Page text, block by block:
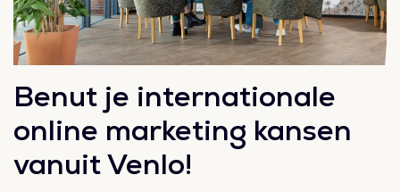
Benut je internationale
online marketing kansen
vanuit Venlo!